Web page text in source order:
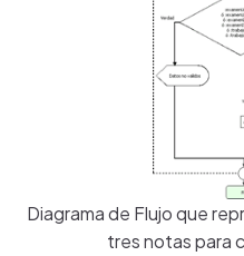
Diagrama de Flujo que
tres notas para